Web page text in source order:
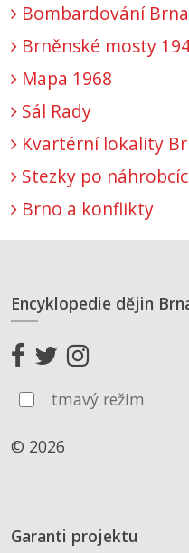
Bombardování Brna
Brněnské mosty
Mapa 1968
Sál Rady
Kvartérní lokality
Stezky po
Brno a konflikty
Encyklopedie dějin
tmavý režim
© 2026
Garanti projektu